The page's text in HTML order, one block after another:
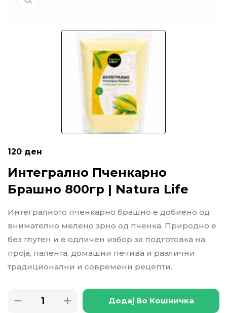
120 ден
Интегрално Пченкарно
Брашно 800гр | Natura Life
Интегралното пченкарно брашно е добиено од
внимателно мелено зрно од пченка. Природно е
без глутен и е одличен избор за подготовка на
проја, палента, домашни печива и различни
традиционални и современи рецепти.
Додај Во Кошничка